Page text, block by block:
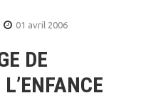
01 avril 2006
DE